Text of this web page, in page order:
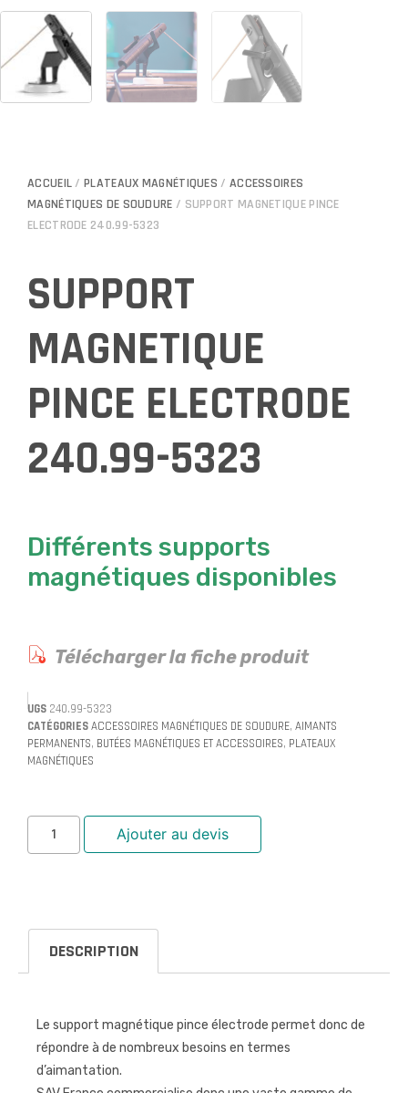
ACCUEIL /PLATEAUX MAGNÉTIQUES / ACCESSOIRES
MAGNÉTIQUES DE SOUDURE / SUPPORT MAGNETIQUE PINCE
ELECTRODE 240.99-5323
SUPPORT
MAGNETIQUE
PINCE ELECTRODE
240.99-5323
Différents supports
magnétiques disponibles
Télécharger la fiche produit
UGS 240.99-5323
CATÉGORIESACCESSOIRES MAGNÉTIQUES DE SOUDURE, AIMANTS
PERMANENTS, BUTÉES MAGNÉTIQUES ET ACCESSOIRES, PLATEAUX
MAGNÉTIQUES
Ajouter au devis
DESCRIPTION
Le support magnétique pince électrode permet donc de
répondre à de nombreux besoins en termes
d’aimantation.